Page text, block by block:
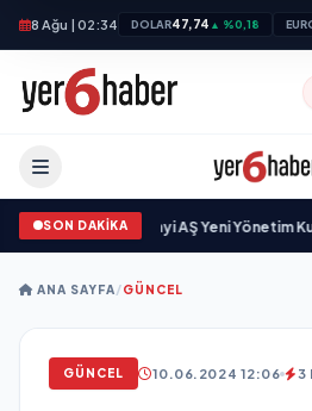
8 Ağu | 02:34 DOLAR47,74 ▲ %0,18
SON DAKİKA
Sanayi AŞ Yeni Yönetim
ANA SAYFA/GÜNCEL
GÜNCEL 10.06.2024 12:06 3